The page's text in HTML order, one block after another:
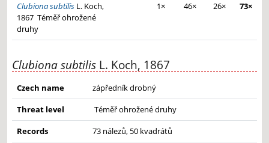
Clubiona subtilis L. Koch,
1867 Téměř ohrožené
druhy
1× 46× 26× 73×
Clubiona subtilis L. Koch, 1867
Czech name
zápředník drobný
Threat level
Téměř ohrožené druhy
Records
73 nálezů, 50 kvadrátů